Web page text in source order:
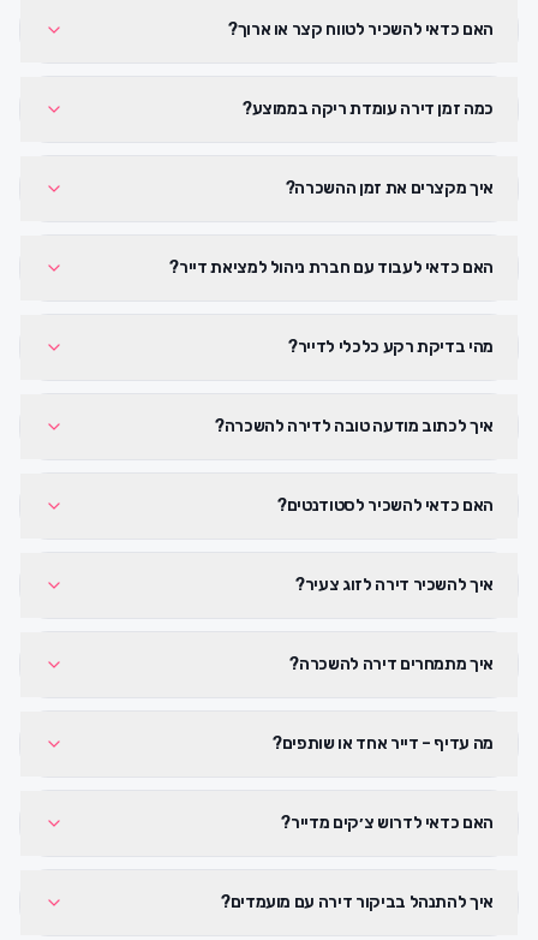
האם כדאי להשכיר לטווח קצר או ארוך?
כמה זמן דירה עומדת ריקה בממוצע?
איך מקצרים את זמן ההשכרה?
האם כדאי לעבוד עם חברת ניהול למציאת דייר?
מהי בדיקת רקע כלכלי לדייר?
איך לכתוב מודעה טובה לדירה להשכרה?
האם כדאי להשכיר לסטודנטים?
איך להשכיר דירה לזוג צעיר?
איך מתמחרים דירה להשכרה?
מה עדיף – דייר אחד או שותפים?
האם כדאי לדרוש צ׳קים מדייר?
איך להתנהל בביקור דירה עם מועמדים?